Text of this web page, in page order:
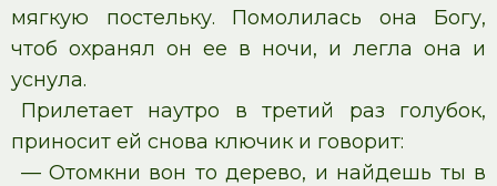
мягкую постельку. Помолилась она Богу,
чтоб охранял он ее в ночи, и легла она и
уснула.
Прилетает наутро в третий раз голубок,
приносит ей снова ключик и говорит:
— Отомкни вон то дерево, и найдешь ты в